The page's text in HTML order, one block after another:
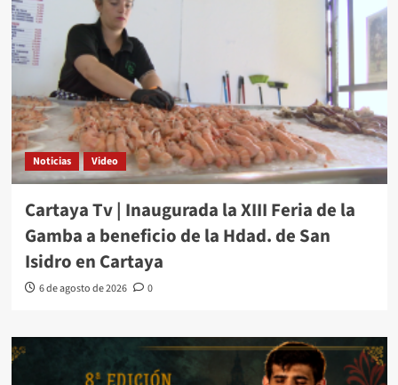
Noticias Video
Cartaya Tv | Inaugurada la XIII Feria de la
Gamba a beneficio de la Hdad. de San
Isidro en Cartaya
6 de agosto de 2026 0